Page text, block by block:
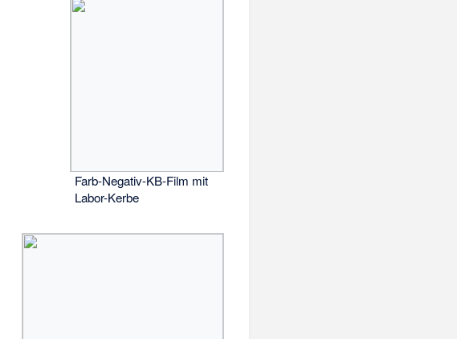
Farb-Negativ-KB-Film mit
Labor-Kerbe